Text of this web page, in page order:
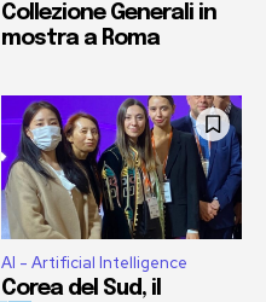
Collezione Generali in
mostra a Roma
AI - Artificial Intelligence
Corea del Sud, il